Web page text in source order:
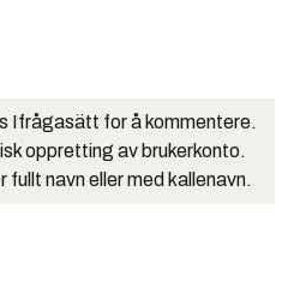
Ifrågasätt for å kommentere.
oppretting av brukerkonto.
fullt navn eller med kallenavn.